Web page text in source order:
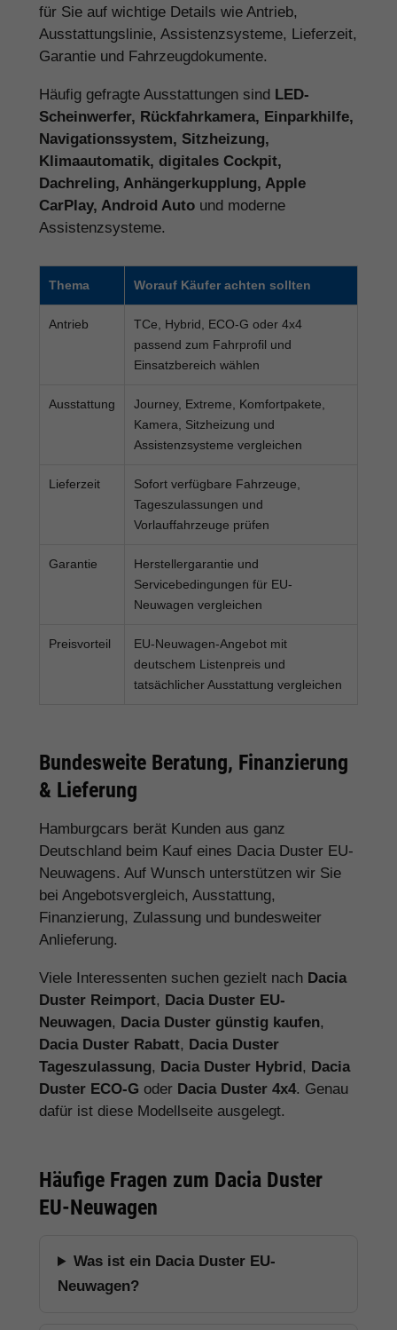
für Sie auf wichtige Details wie Antrieb,
Ausstattungslinie, Assistenzsysteme, Lieferzeit,
Garantie und Fahrzeugdokumente.
Häufig gefragte Ausstattungen sind LED-
Scheinwerfer, Rückfahrkamera, Einparkhilfe,
Navigationssystem, Sitzheizung,
Klimaautomatik, digitales Cockpit,
Dachreling, Anhängerkupplung, Apple
CarPlay, Android Auto und moderne
Assistenzsysteme.
Thema Worauf Käufer achten sollten
Antrieb
TCe, Hybrid, ECO-G oder 4x4
passend zum Fahrprofil und
Einsatzbereich wählen
Ausstattung
Journey, Extreme, Komfortpakete,
Kamera, Sitzheizung und
Assistenzsysteme vergleichen
Lieferzeit
Sofort verfügbare Fahrzeuge,
Tageszulassungen und
Vorlauffahrzeuge prüfen
Garantie
Herstellergarantie und
Servicebedingungen für EU-
Neuwagen vergleichen
Preisvorteil
EU-Neuwagen-Angebot mit
deutschem Listenpreis und
tatsächlicher Ausstattung vergleichen
Bundesweite Beratung, Finanzierung
& Lieferung
Hamburgcars berät Kunden aus ganz
Deutschland beim Kauf eines Dacia Duster EU-
Neuwagens. Auf Wunsch unterstützen wir Sie
bei Angebotsvergleich, Ausstattung,
Finanzierung, Zulassung und bundesweiter
Anlieferung.
Viele Interessenten suchen gezielt nach Dacia
Duster Reimport, Dacia Duster EU-
Neuwagen, Dacia Duster günstig kaufen,
Dacia Duster Rabatt, Dacia Duster
Tageszulassung, Dacia Duster Hybrid , Dacia
Duster ECO-G oder Dacia Duster 4x4. Genau
dafür ist diese Modellseite ausgelegt.
Häufige Fragen zum Dacia Duster
EU-Neuwagen
Was ist ein Dacia Duster EU-
Neuwagen?